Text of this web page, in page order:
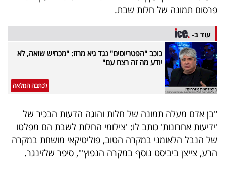
דרושים
ניוזלטרים
מייל
אדום
פרסמו
פרסום תמונה של חלות שבת.
עוד ב-
כוכב "הפטריוטים" נגד גיא מרוז: "מכחיש שואה, לא
יודע מה זה רצח עם"
לכתבה המלאה
"בן אדם מעלה תמונה של חלות והוגה הדעות הבכיר של
'ידיעות אחרונות' כותב לו: 'צילומי החלות לשבת הם מפלטו
של הנבל הלאומני במקרה הטוב, פוליטיקאי מושחת במקרה
הרע, צייצן ביביסט נוסף במקרה הנפוץ'", סיפר שלזינגר.